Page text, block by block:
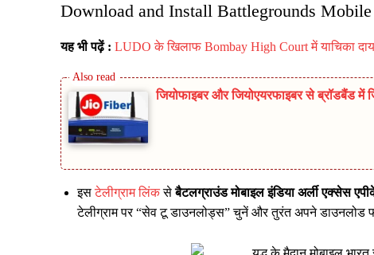
Download and Install Battlegrounds
यह भी पढ़ें : LUDO के खिलाफ Bombay High Court में याचिका
जियोफाइबर और जियोएयरफाइबर से ब्रॉडबैंड में
इसटेलीग्राम लिंकसेबैटलग्राउंड मोबाइल इंडिया अर्ली एक्सेस
टेलीग्राम पर “सेव टू डाउनलोड्स” चुनें और तुरंत अपने डाउनलोड